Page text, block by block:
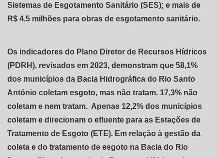
Sistemas de Esgotamento Sanitário (SES); e mais de
R$ 4,5 milhões para obras de esgotamento sanitário.
Os indicadores do Plano Diretor de Recursos Hídricos
(PDRH), revisados em 2023, demonstram que 58,1%
dos municípios da Bacia Hidrográfica do Rio Santo
Antônio coletam esgoto, mas não tratam. 17,3% não
coletam e nem tratam. Apenas 12,2% dos municípios
coletam e direcionam o efluente para as Estações de
Tratamento de Esgoto (ETE). Em relação à gestão da
coleta e do tratamento de esgoto na Bacia do Rio